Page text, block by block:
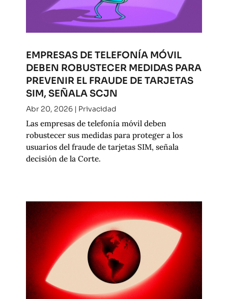
EMPRESAS DE TELEFONÍA MÓVIL
DEBEN ROBUSTECER MEDIDAS PARA
PREVENIR EL FRAUDE DE TARJETAS
SIM, SEÑALA SCJN
Abr 20, 2026| Privacidad
Las empresas de telefonía móvil deben
robustecer sus medidas para proteger a los
usuarios del fraude de tarjetas SIM, señala
decisión de la Corte.